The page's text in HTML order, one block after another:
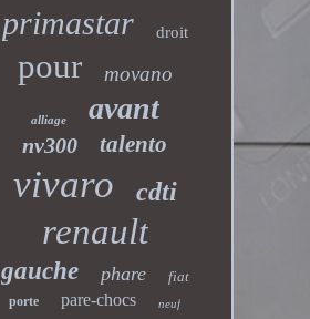
primastar droit
pour movano
alliage avant
nv300 talento
vivaro cdti
renault
gauche phare fiat
porte pare-chocs neuf